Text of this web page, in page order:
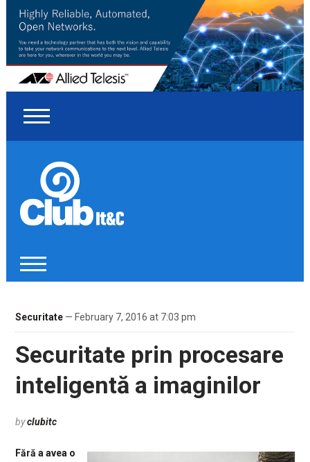
Securitate— February 7, 2016 at 7:03 pm
Securitate prin procesare
inteligentă a imaginilor
byclubitc
Fără a avea o